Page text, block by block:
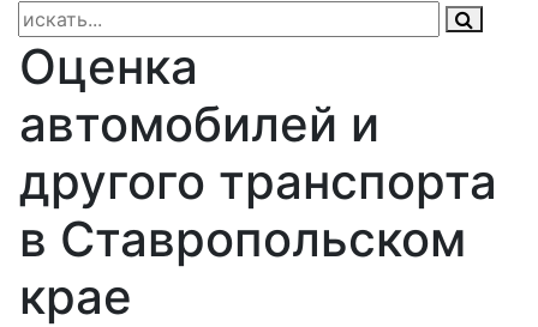
Оценка
автомобилей и
другого транспорта
в Ставропольском
крае